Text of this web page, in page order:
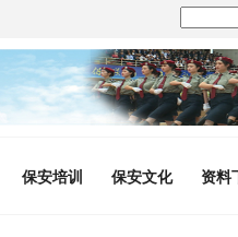
保安培训 保安文化 资料